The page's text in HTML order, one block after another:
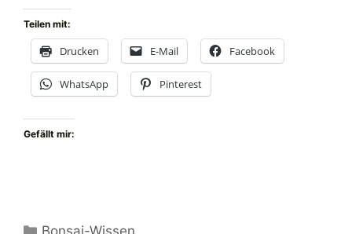
Teilen mit:
Drucken E-Mail Facebook
WhatsApp Pinterest
Gefällt mir:
Kategorien
Bonsai-Wissen